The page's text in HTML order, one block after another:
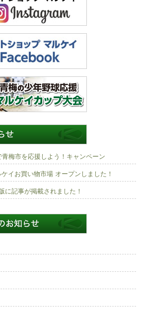
青梅市を応援しよう！キャンペーン
ケイお買い物市場 オープンしました！
に記事が掲載されました！